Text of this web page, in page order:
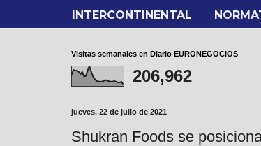
INTERCONTINENTAL
Visitas semanales en Diario EURONEGOCIOS
206,962
jueves, 22 de julio de 2021
Shukran Foods se